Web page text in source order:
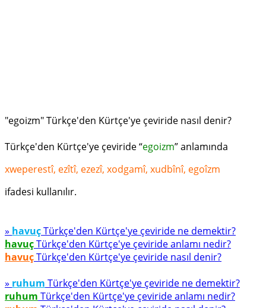
"egoizm" Türkçe'den Kürtçe'ye çeviride nasıl denir?
Türkçe'den Kürtçe'ye çeviride “egoizm” anlamında
xweperestî, ezîtî, ezezî, xodgamî, xudbînî, egoîzm
ifadesi kullanılır.
» havuçTürkçe'den Kürtçe'ye çeviride ne demektir?
havuçTürkçe'den Kürtçe'ye çeviride anlamı nedir?
havuçTürkçe'den Kürtçe'ye çeviride nasıl denir?
» ruhum Türkçe'den Kürtçe'ye çeviride ne demektir?
ruhum Türkçe'den Kürtçe'ye çeviride anlamı nedir?